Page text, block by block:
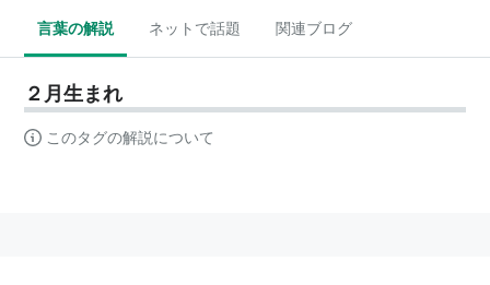
言葉の解説 ネットで話題 関連ブログ
２月生まれ
このタグの解説について